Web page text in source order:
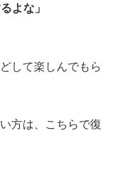
よな」
して楽しんでもら
方は、こちらで復